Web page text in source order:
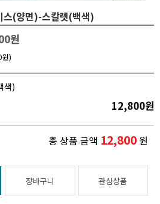
스(양면)-스칼렛(백색)
원
)
색)
12,800원
총 상품 금액 12,800원
장바구니 관심상품